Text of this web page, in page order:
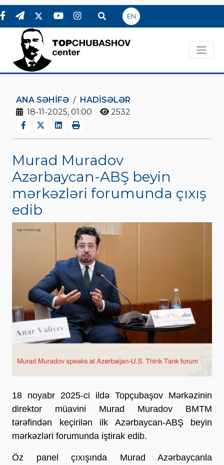
EN
ANA SƏHIFƏ
HADİSƏLƏR
18-11-2025, 01:00
2532
Murad Muradov
Azərbaycan-ABŞ beyin
mərkəzləri forumunda çıxış
edib
18 noyabr 2025-ci ildə Topçubaşov Mərkəzinin
direktor müavini Murad Muradov BMTM
tərəfindən keçirilən ilk Azərbaycan-ABŞ beyin
mərkəzləri forumunda iştirak edib.
Öz panel çıxışında Murad Azərbaycanla